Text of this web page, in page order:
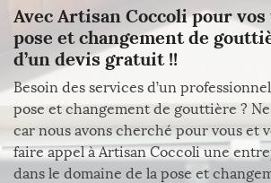
Avec Artisan Coccoli pour
pose et changement de
d’un devis gratuit !!
Besoin des services d’un
pose et changement de gouttière ?
car nous avons cherché pour vous et
faire appel à Artisan Coccoli une
dans le domaine de la pose et